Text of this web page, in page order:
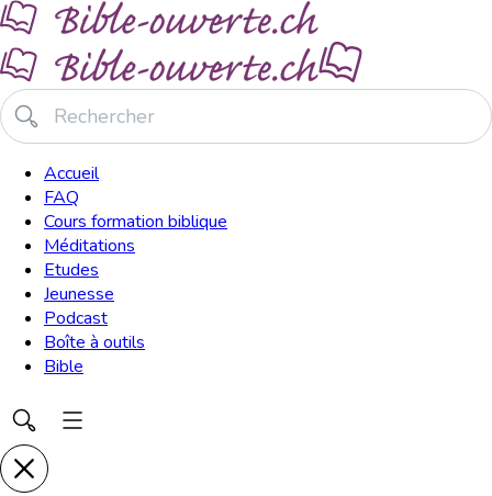
Accueil
FAQ
Cours formation biblique
Méditations
Etudes
Jeunesse
Podcast
Boîte à outils
Bible